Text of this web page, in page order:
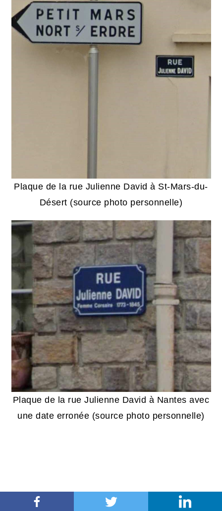
Plaque de la rue Julienne David à St-Mars-du-
Désert (source photo personnelle)
Plaque de la rue Julienne David à Nantes avec
une date erronée (source photo personnelle)
Homme qui se louait dans les fermes avec